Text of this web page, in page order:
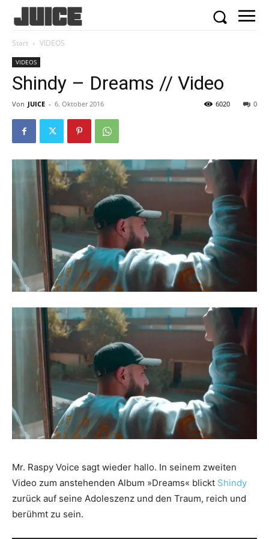
Start VIDEOS
VIDEOS
Shindy – Dreams // Video
Von JUICE - 6. Oktober 2016 0
6020
Mr. Raspy Voice sagt wieder hallo. In seinem zweiten
Video zum anstehenden Album »Dreams« blickt Shindy
zurück auf seine Adoleszenz und den Traum, reich und
berühmt zu sein.